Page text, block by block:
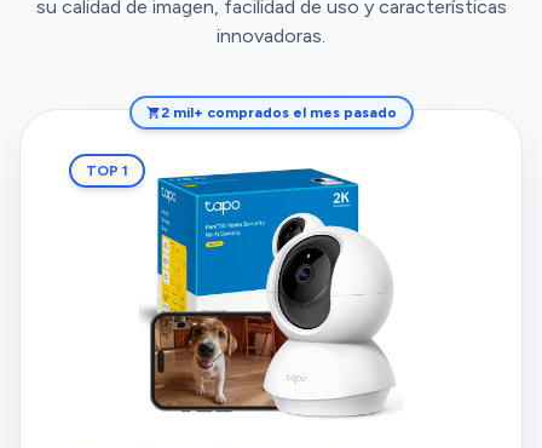
su calidad de imagen, facilidad de uso y características
innovadoras.
2 mil+ comprados el mes pasado
TOP 1